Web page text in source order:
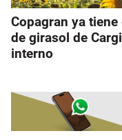
Copagran ya
de girasol de
interno